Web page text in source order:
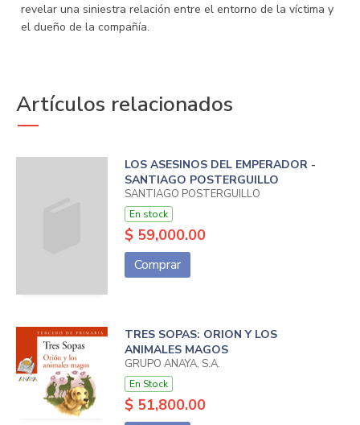
revelar una siniestra relación entre el entorno de la víctima y
el dueño de la compañía.
Artículos relacionados
LOS ASESINOS DEL EMPERADOR -
SANTIAGO POSTERGUILLO
SANTIAGO POSTERGUILLO
En stock
$ 59,000.00
Comprar
TRES SOPAS: ORION Y LOS
ANIMALES MAGOS
GRUPO ANAYA, S.A.
En Stock
$ 51,800.00